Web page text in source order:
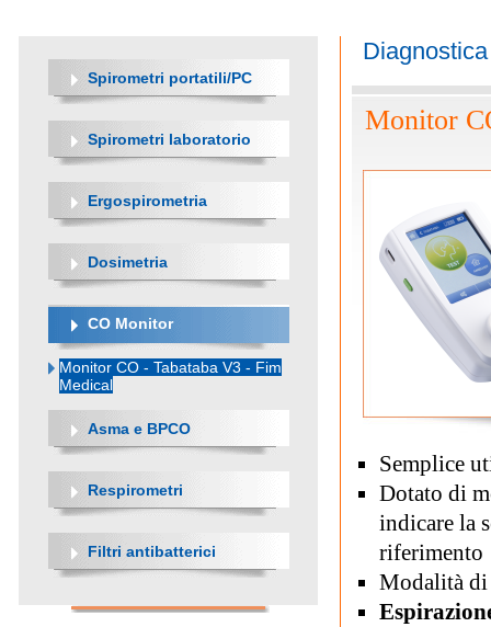
Spirometri portatili/PC
Spirometri laboratorio
Ergospirometria
Dosimetria
CO Monitor
Monitor CO - Tabataba V3 - Fim
Medical
Asma e BPCO
Respirometri
Filtri antibatterici
Monitor
Semplice
Dotato di
indicare la
riferimento
Modalità